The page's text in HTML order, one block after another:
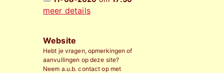
meer details
Website
Hebt je vragen, opmerkingen of
aanvullingen op deze site?
Neem a.u.b. contact op met